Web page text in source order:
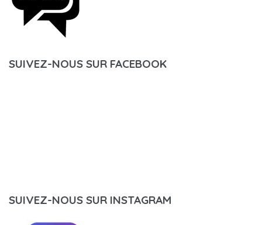
SUIVEZ-NOUS SUR FACEBOOK
SUIVEZ-NOUS SUR INSTAGRAM